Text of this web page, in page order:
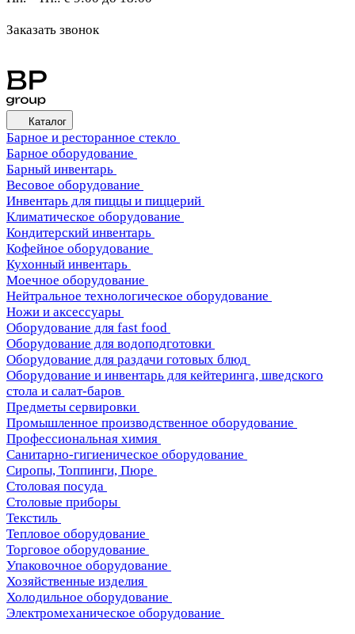
Заказать звонок
Каталог
Барное и ресторанное стекло
Барное оборудование
Барный инвентарь
Весовое оборудование
Инвентарь для пиццы и пиццерий
Климатическое оборудование
Кондитерский инвентарь
Кофейное оборудование
Кухонный инвентарь
Моечное оборудование
Нейтральное технологическое оборудование
Ножи и аксессуары
Оборудование для fast food
Оборудование для водоподготовки
Оборудование для раздачи готовых блюд
Оборудование и инвентарь для кейтеринга, шведского
стола и салат-баров
Предметы сервировки
Промышленное производственное оборудование
Профессиональная химия
Санитарно-гигиеническое оборудование
Сиропы, Топпинги, Пюре
Столовая посуда
Столовые приборы
Текстиль
Тепловое оборудование
Торговое оборудование
Упаковочное оборудование
Хозяйственные изделия
Холодильное оборудование
Электромеханическое оборудование